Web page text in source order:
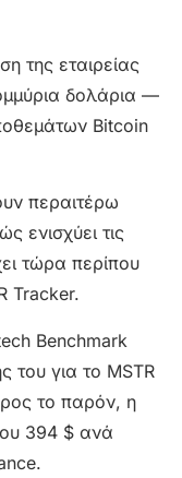
της εταιρείας
δολάρια —
Bitcoin
περαιτέρω
ενισχύει τις
τώρα περίπου
Tracker.
Benchmark
του για το MSTR
το παρόν, η
394 $ ανά